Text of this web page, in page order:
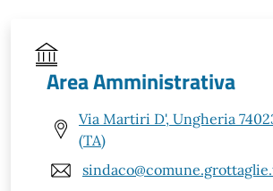
Area Amministrativa
Via Martiri D', Ungheria
(TA)